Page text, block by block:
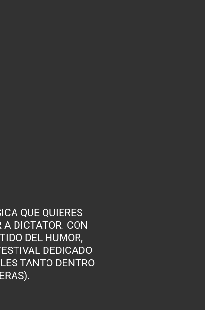
QUE QUIERES
A DICTATOR. CON
DEL HUMOR,
DEDICADO
TANTO DENTRO